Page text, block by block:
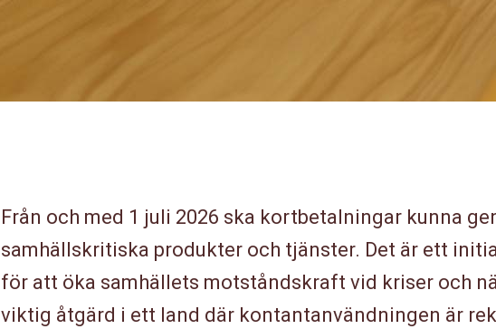
Från och med 1 juli 2026 ska kortbetalningar kunna
samhällskritiska produkter och tjänster. Det är ett
för att öka samhällets motståndskraft vid kriser och
viktig åtgärd i ett land där kontantanvändningen är